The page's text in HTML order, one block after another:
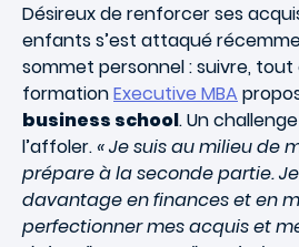
Désireux de renforcer ses
enfants s’est attaqué
sommet personnel : suivre,
formationExecutive MBA
business school. Un
l’affoler.« Je suis au milieu de
prépare à la seconde partie.
davantage en finances et en
perfectionner mes acquis et